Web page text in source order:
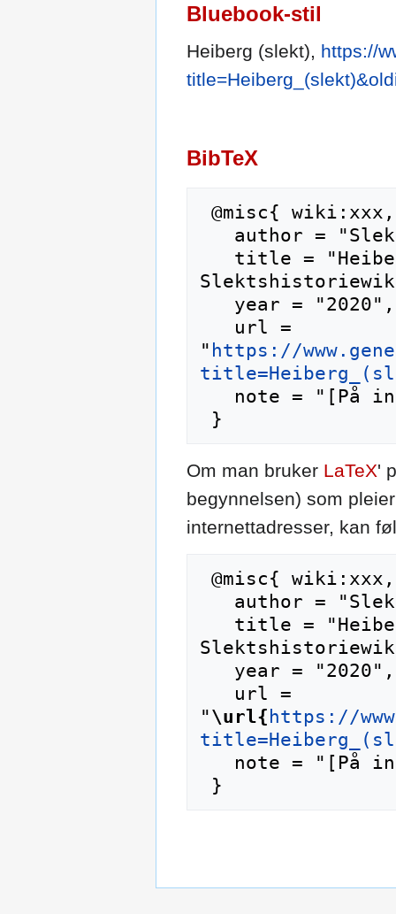
Bluebook-stil
Heiberg (slekt), https://
BibTeX
" https://
Om man bruker LaTeX'
begynnelsen) som
internettadresser, kan
"\url{ https://